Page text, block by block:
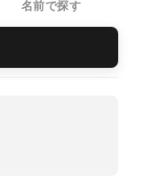
名前で探す